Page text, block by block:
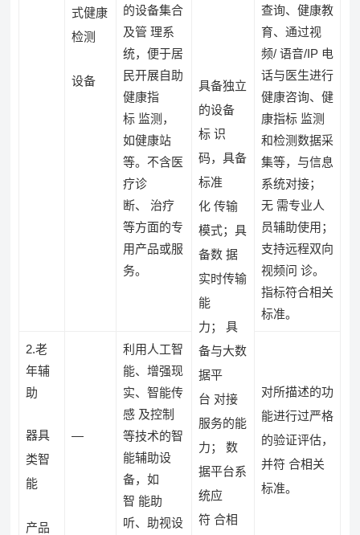
具备独立
的设备
标 识
码，具备
标准
化 传输
模式；具
备数 据
实时传输
能
力； 具
备与大数
据平
台 对接
服务的能
力； 数
据平台系
统应
符 合相
式健康
检测
设备
的设备集合
及管 理系
统，便于居
民开展自助
健康指
标 监测，
如健康站
等。不含医
疗诊
断、 治疗
等方面的专
用产品或服
务。
查询、健康教
育、通过视
频/ 语音/IP 电
话与医生进行
健康咨询、健
康指标 监测
和检测数据采
集等，与信息
系统对接；
无 需专业人
员辅助使用；
支持远程双向
视频问 诊。
指标符合相关
标准。
2.老
年辅
助
器具
类智
能
产品
—
利用人工智
能、增强现
实、智能传
感 及控制
等技术的智
能辅助设
备，如
智 能助
听、助视设
对所描述的功
能进行过严格
的验证评估，
并符 合相关
标准。